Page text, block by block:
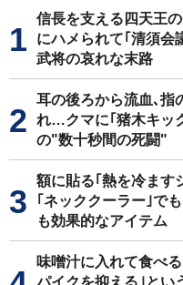
信長を支える四天王
にハメられて｢清須会
武将の哀れな末路
耳の後ろから流血､指
れ…クマに｢猪木キッ
の"数十秒間の死闘"
額に貼る｢熱を冷ます
｢ネッククーラー｣で
も効果的なアイテム
味噌汁に入れて食べ
パイクを抑える｣とい